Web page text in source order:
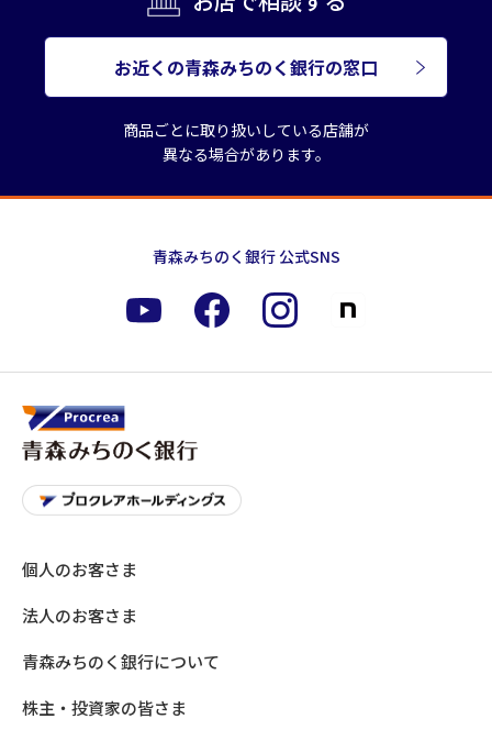
お近くの青森みちのく銀行の窓口
商品ごとに取り扱いしている店舗が
異なる場合があります。
青森みちのく銀行 公式SNS
個人のお客さま
法人のお客さま
青森みちのく銀行について
株主・投資家の皆さま